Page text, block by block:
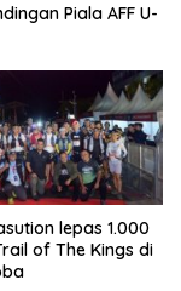
Piala AFF U-
lepas 1.000
of The Kings di